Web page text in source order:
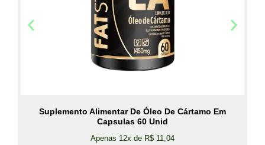
Suplemento Alimentar De Óleo De Cártamo Em
Capsulas 60 Unid
Apenas 12x de R$ 11,04